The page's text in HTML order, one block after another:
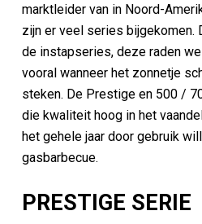
marktleider van in Noord-
zijn er veel series bijgekomen.
de instapseries, deze raden
vooral wanneer het zonnetje
steken. De Prestige en 500 /
die kwaliteit hoog in het
het gehele jaar door gebruik
gasbarbecue.
PRESTIGE SERIE